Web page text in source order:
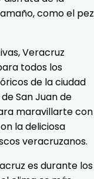
como el pez
Veracruz
todos los
de la ciudad
San Juan de
maravillarte con
la deliciosa
veracruzanos.
es durante los